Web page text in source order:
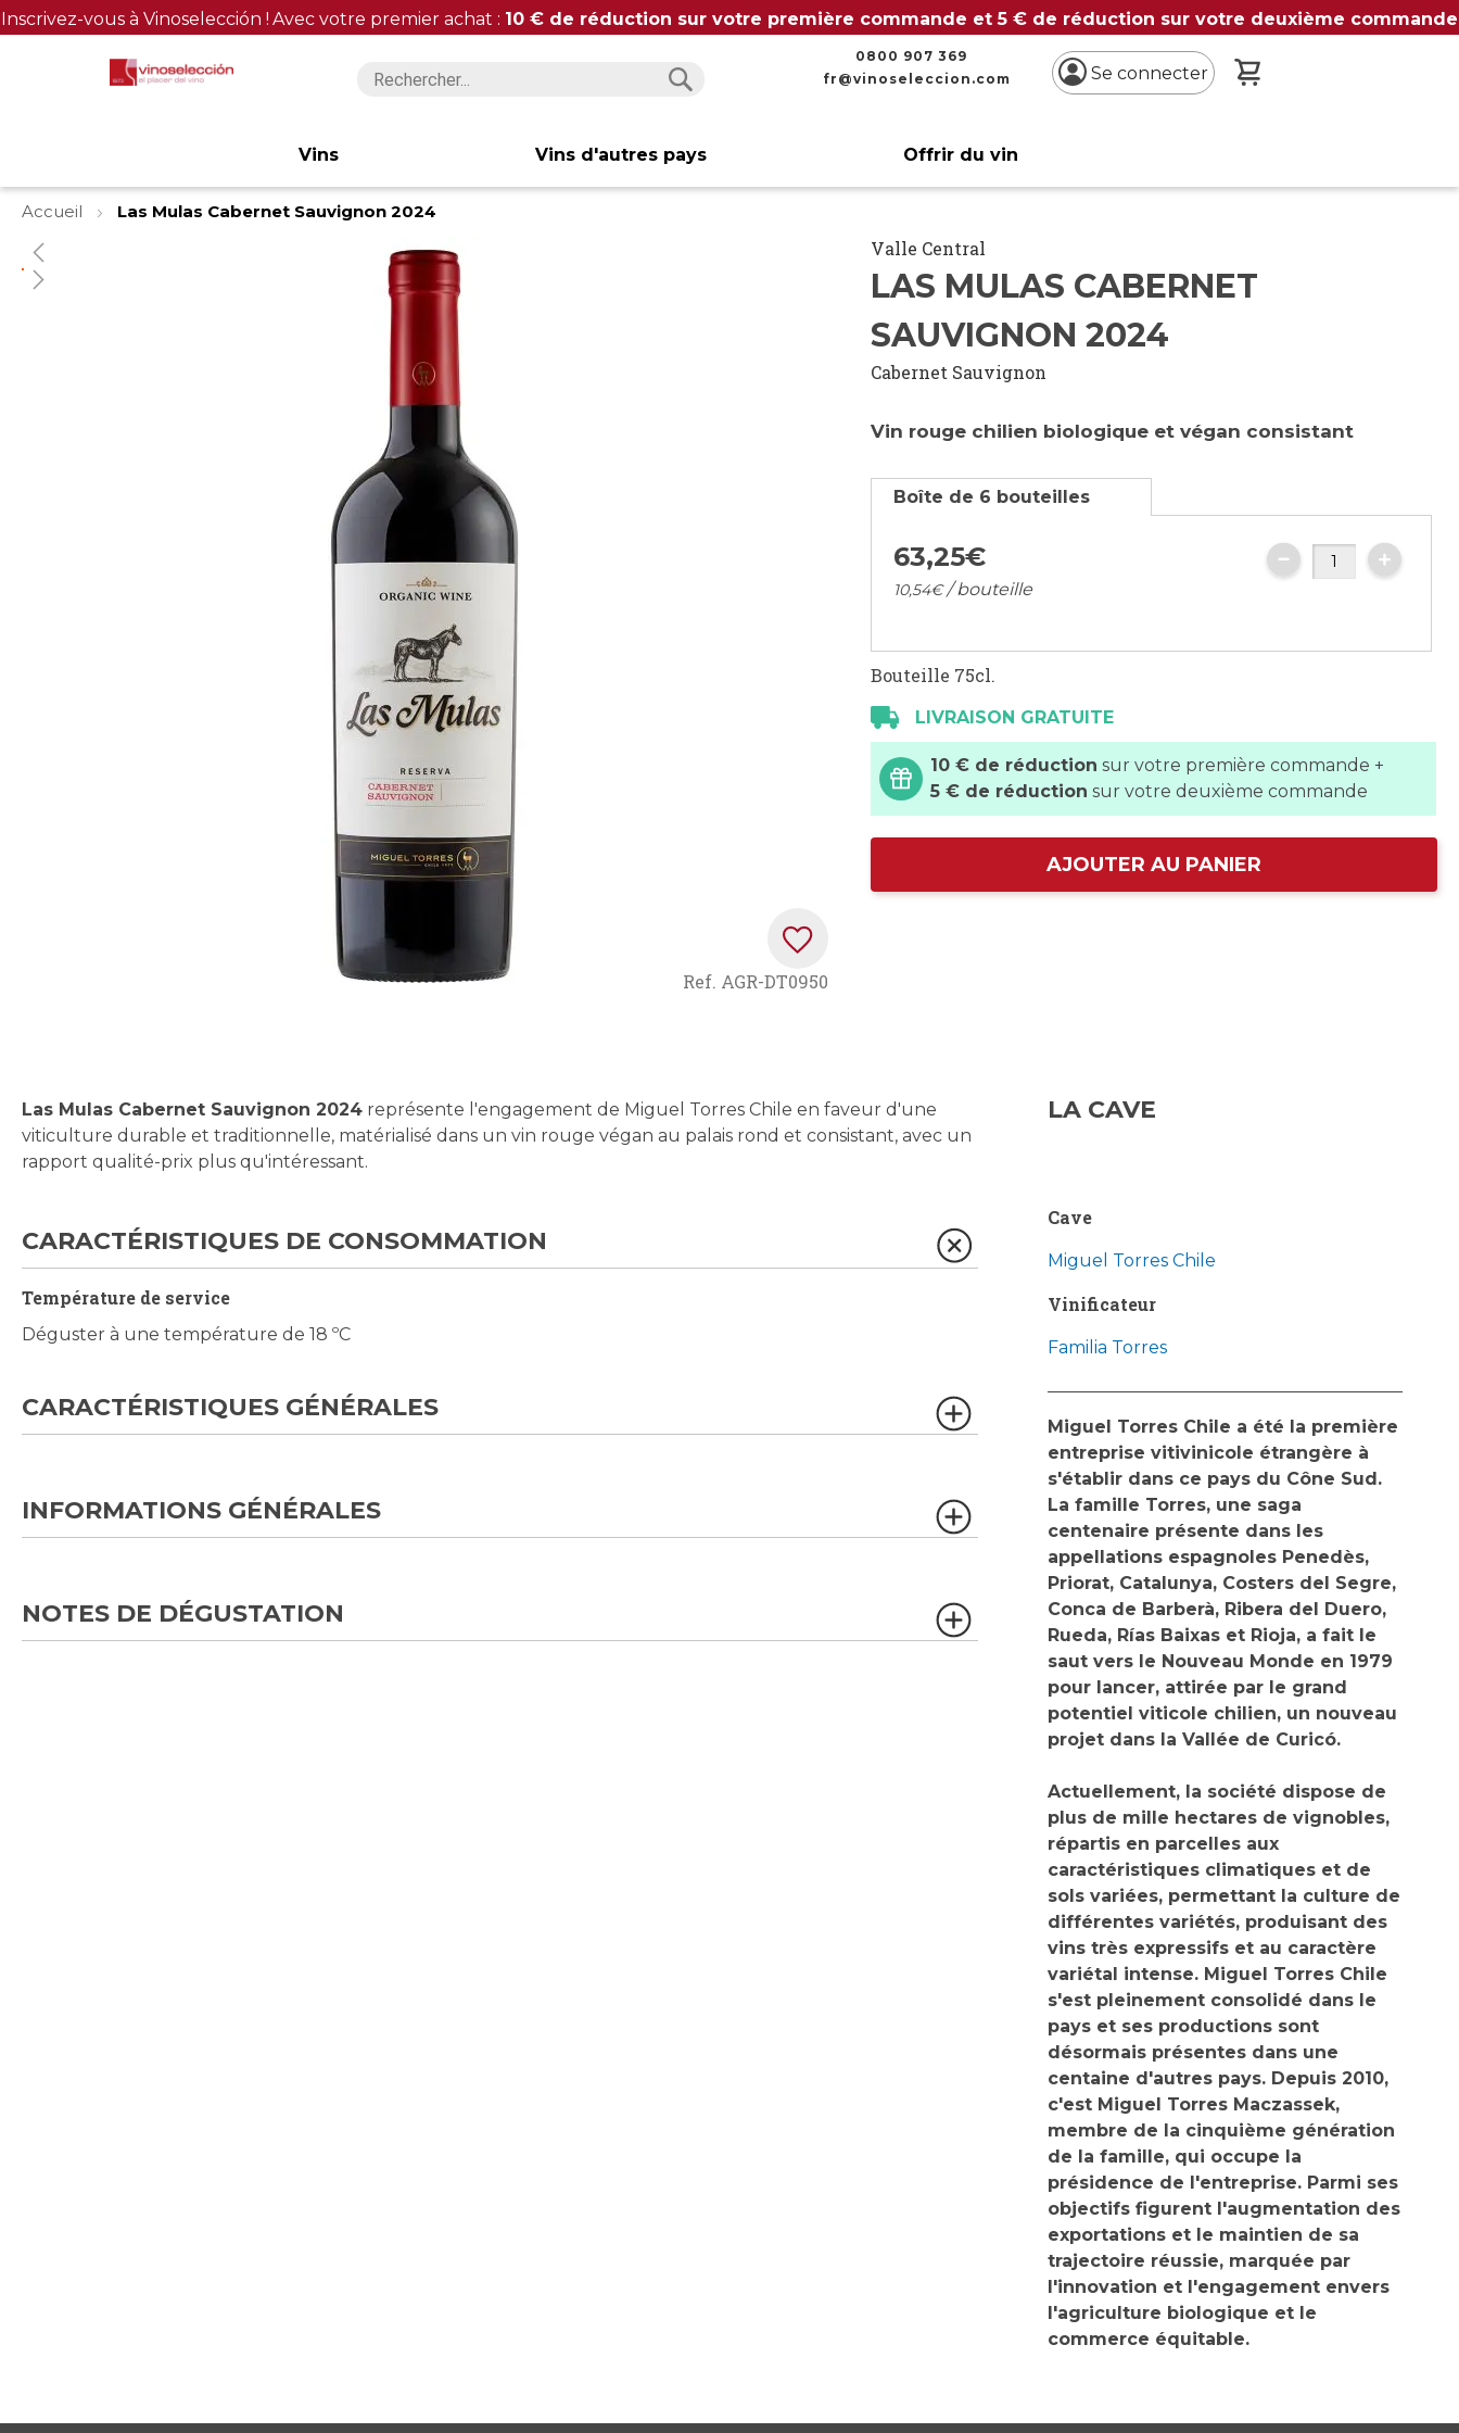
Inscrivez-vous à Vinoselección ! Avec votre premier achat : 10 € de réduction sur votre première commande et 5 € de réduction sur votre deuxième commande
0800 907 369
fr@vinoseleccion.com
Se connecter
Vins Vins d'autres pays Offrir du vin
Accueil
Las Mulas Cabernet Sauvignon 2024
Skip
to
of
the
images
Ref. AGR-DT0950
Valle Central
LAS MULAS CABERNET
SAUVIGNON 2024
Cabernet Sauvignon
Vin rouge chilien biologique et végan consistant
Boîte de 6 bouteilles
63,25€
10,54€/ bouteille
Bouteille 75cl.
LIVRAISON GRATUITE
10 € de réduction sur votre première commande +
5 € de réduction sur votre deuxième commande
AJOUTER AU PANIER
Las Mulas Cabernet Sauvignon 2024 représente l'engagement de Miguel Torres Chile en faveur d'une
viticulture durable et traditionnelle, matérialisé dans un vin rouge végan au palais rond et consistant, avec un
rapport qualité-prix plus qu'intéressant.
CARACTÉRISTIQUES DE CONSOMMATION
Température de service
Déguster à une température de 18 ºC
CARACTÉRISTIQUES GÉNÉRALES
INFORMATIONS GÉNÉRALES
NOTES DE DÉGUSTATION
LA CAVE
Cave
Miguel Torres Chile
Vinificateur
Familia Torres
Miguel Torres Chile a été la première
entreprise vitivinicole étrangère à
s'établir dans ce pays du Cône Sud.
La famille Torres, une saga
centenaire présente dans les
appellations espagnoles Penedès,
Priorat, Catalunya, Costers del Segre,
Conca de Barberà, Ribera del Duero,
Rueda, Rías Baixas et Rioja, a fait le
saut vers le Nouveau Monde en 1979
pour lancer, attirée par le grand
potentiel viticole chilien, un nouveau
projet dans la Vallée de Curicó.
Actuellement, la société dispose de
plus de mille hectares de vignobles,
répartis en parcelles aux
caractéristiques climatiques et de
sols variées, permettant la culture de
différentes variétés, produisant des
vins très expressifs et au caractère
variétal intense. Miguel Torres Chile
s'est pleinement consolidé dans le
pays et ses productions sont
désormais présentes dans une
centaine d'autres pays. Depuis 2010,
c'est Miguel Torres Maczassek,
membre de la cinquième génération
de la famille, qui occupe la
présidence de l'entreprise. Parmi ses
objectifs figurent l'augmentation des
exportations et le maintien de sa
trajectoire réussie, marquée par
l'innovation et l'engagement envers
l'agriculture biologique et le
commerce équitable.